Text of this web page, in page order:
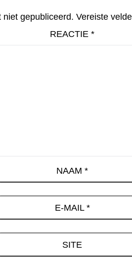
gepubliceerd. Vereiste
REACTIE *
NAAM *
E-MAIL *
SITE